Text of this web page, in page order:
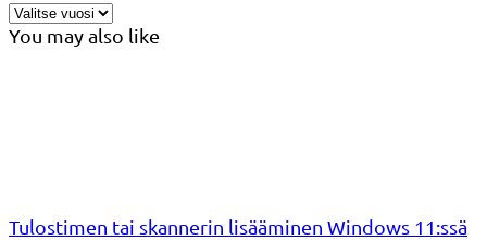
You may also like
Tulostimen tai skannerin lisääminen Windows 11:ssä